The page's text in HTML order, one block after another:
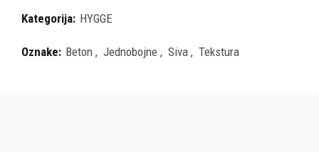
Kategorija: HYGGE
Oznake: Beton , Jednobojne , Siva , Tekstura